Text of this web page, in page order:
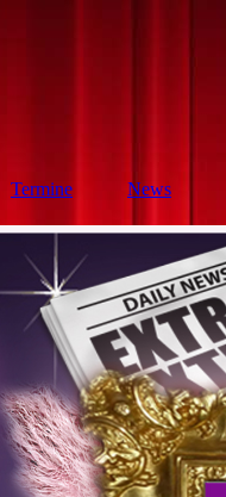
Termine News